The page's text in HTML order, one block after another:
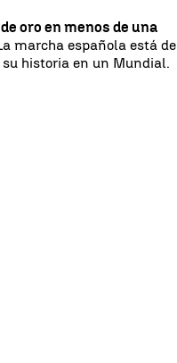
oro en menos de una
marcha española está de
historia en un Mundial.